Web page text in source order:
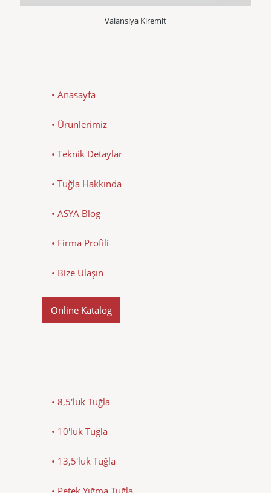
Valansiya Kiremit
• Anasayfa
• Ürünlerimiz
• Teknik Detaylar
• Tuğla Hakkında
• ASYA Blog
• Firma Profili
• Bize Ulaşın
Online Katalog
• 8,5'luk Tuğla
• 10'luk Tuğla
• 13,5'luk Tuğla
• Petek Yığma Tuğla